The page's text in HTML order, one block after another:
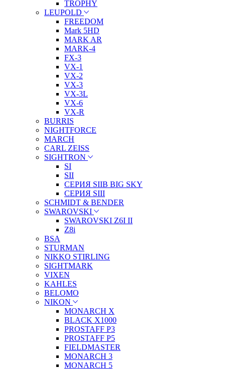
TROPHY
LEUPOLD
FREEDOM
Mark 5HD
MARK AR
MARK-4
FX-3
VX-1
VX-2
VX-3
VX-3L
VX-6
VX-R
BURRIS
NIGHTFORCE
MARCH
CARL ZEISS
SIGHTRON
SI
SII
СЕРИЯ SIIB BIG SKY
СЕРИЯ SIII
SCHMIDT & BENDER
SWAROVSKI
SWAROVSKI Z6I II
Z8i
BSA
STURMAN
NIKKO STIRLING
SIGHTMARK
VIXEN
KAHLES
BELOMO
NIKON
MONARCH X
BLACK X1000
PROSTAFF P3
PROSTAFF P5
FIELDMASTER
MONARCH 3
MONARCH 5